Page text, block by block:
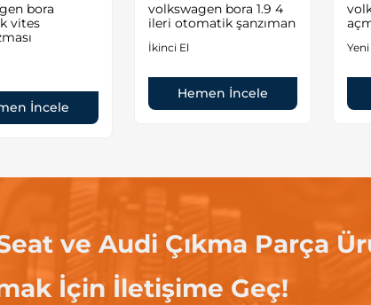
bora
vites
İncele
volkswagen bora 1.9 4
ileri otomatik şanzıman
İkinci El
Hemen İncele
Yeni
ve Audi Çıkma Parça
İçin İletişime Geç!